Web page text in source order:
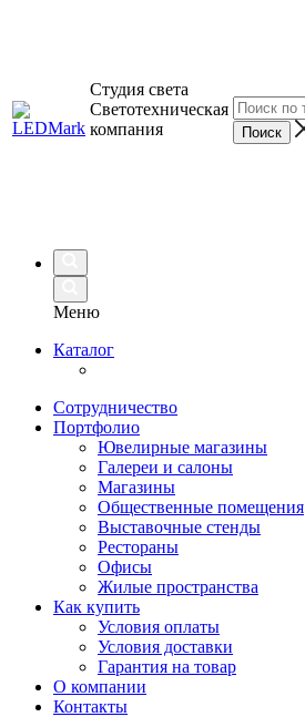
Студия света
Светотехническая
компания
Меню
Каталог
Сотрудничество
Портфолио
Ювелирные магазины
Галереи и салоны
Магазины
Общественные помещения
Выставочные стенды
Рестораны
Офисы
Жилые пространства
Как купить
Условия оплаты
Условия доставки
Гарантия на товар
О компании
Контакты